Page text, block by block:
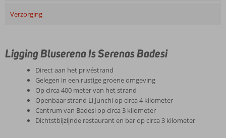
Verzorging
Ligging Bluserena Is Serenas Badesi
Direct aan het privéstrand
Gelegen in een rustige groene omgeving
Op circa 400 meter van het strand
Openbaar strand Li Junchi op circa 4 kilometer
Centrum van Badesi op circa 3 kilometer
Dichtstbijzijnde restaurant en bar op circa 3 kilometer